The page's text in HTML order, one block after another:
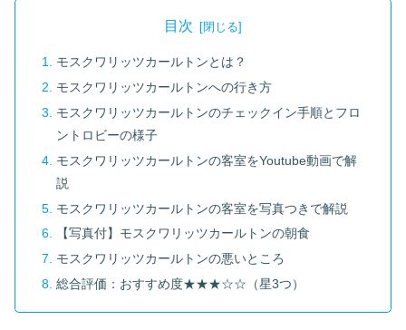
目次
モスクワリッツカールトンとは？
モスクワリッツカールトンへの行き方
モスクワリッツカールトンのチェックイン手順とフロ
ントロビーの様子
モスクワリッツカールトンの客室をYoutube動画で解
説
モスクワリッツカールトンの客室を写真つきで解説
【写真付】モスクワリッツカールトンの朝食
モスクワリッツカールトンの悪いところ
総合評価：おすすめ度★★★☆☆（星3つ）